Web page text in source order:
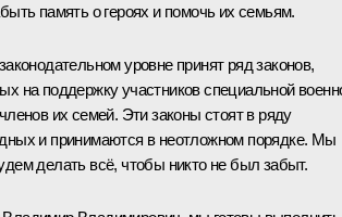
память о героях и помочь их семьям.
уровне принят ряд законов,
на поддержку участников специальной
их семей. Эти законы стоят в ряду
и принимаются в неотложном порядке. Мы
делать всё, чтобы никто не был забыт.